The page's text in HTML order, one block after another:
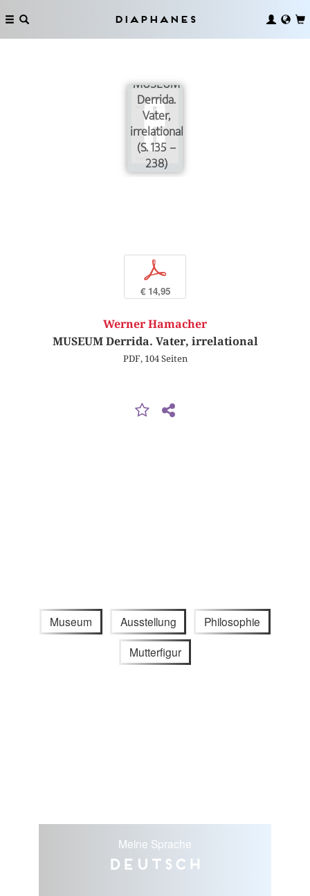
Diaphanes
MUSEUM
Derrida.
Vater,
irrelational
(S. 135 –
238)
p
€ 14,95
Werner Hamacher
MUSEUM Derrida. Vater, irrelational
PDF, 104 Seiten
Museum Ausstellung Philosophie
Mutterfigur
Meine Sprache
Deutsch